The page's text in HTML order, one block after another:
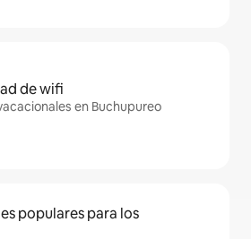
de wifi
en Buchupureo
populares para los